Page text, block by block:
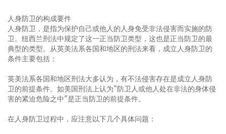
人身防卫的构成要件
人身防卫，是指为保护自己或他人的人身免受非法侵害而实施的防
卫。纽西兰刑法中规定了这一正当防卫类型，这也是正当防卫的最
典型的类型。从英美法系各国和地区的刑法来看，成立人身防卫的
条件主要包括：
英美法系各国和地区刑法大多认为，有不法侵害存在是成立人身防
卫的前提条件。如美国刑法上认为"防卫人或他人处在非法的身体侵
害的紧迫危险之中”是正当防卫的前提条件。
在人身防卫过程中，应注意以下几个具体问题：